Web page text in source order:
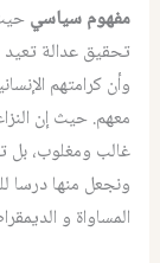
مفهوم سياسي
تحقيق عدالة
وأن كرامتهم
معهم. حيث إن
غالب ومغلوب، بل
ونجعل منها درسا
المساواة و